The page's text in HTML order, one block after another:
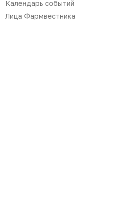
Календарь событий
Лица Фармвестника